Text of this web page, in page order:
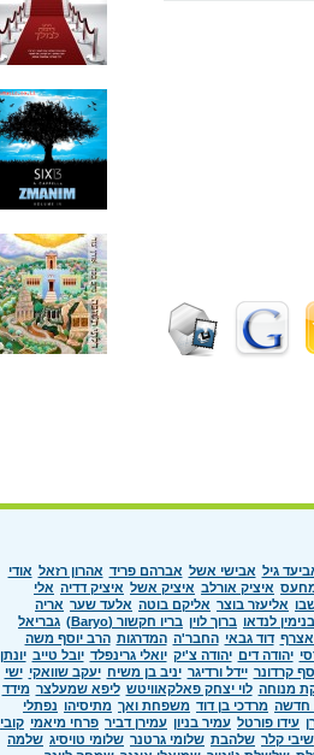
גיל אבישי אשל אברהם פריד אהרון רזאל אודי
איציק אורלב איציק אשל איציק דדיה אלי
אליעזר בוצר אליקם בוטה אלעד שער אריה
בנימין לנדאו ברוך לוין בריו חקשור (Baryo)
גבריאל
אצרף דוד גבאי החבר'ה המדרגות הרב יוסף משה
יהודה דים יהודה צ'יק יואלי גרינפלד יובל טייב יונתן
קרדונר יידל ורדיגר יניב בן משיח יעקב שוואקי ישי
מנוחה לוי יצחק פאלקאוויטש ליפא שמעלצר מידד
חדשה מרדכי בן דוד משפחת ואך מתיסיהו נפתלי
עידו פורטל עמיר בניון עמירן דביר פרחי מיאמי קובי
שיבי קלר שלהבת שלומי גרטנר שלומי טויסיג שלמה